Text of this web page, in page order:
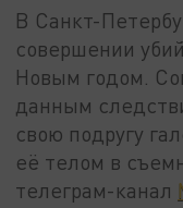
В Санкт-
совершении
Новым годом.
данным
свою подругу
её телом в
телеграм-канал